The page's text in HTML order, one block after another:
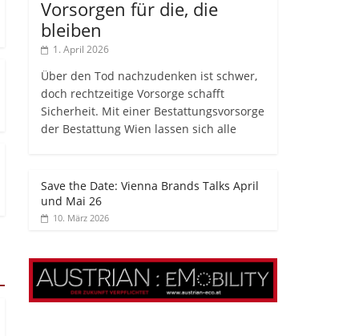
Vorsorgen für die, die
bleiben
1. April 2026
Über den Tod nachzudenken ist schwer,
doch rechtzeitige Vorsorge schafft
Sicherheit. Mit einer Bestattungsvorsorge
der Bestattung Wien lassen sich alle
Save the Date: Vienna Brands Talks April
und Mai 26
10. März 2026